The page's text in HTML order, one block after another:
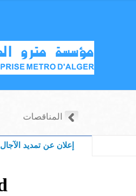
المناقصات
إعلان عن تمديد الآجال